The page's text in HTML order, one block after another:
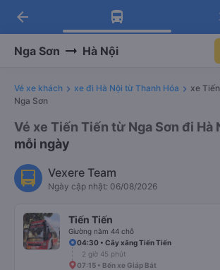
Tải app Vexere ngay!
Nhận ưu đãi thành viên độc
Tải app Vexere
-30k/ghế khi đặt vé máy bay
arrow_back
Nga Sơn Hà Nội
Vé xe khách xe đi Hà Nội từ Thanh Hóa
xe
Nga Sơn
Vé xe Tiến Tiến từ Nga Sơn đi Hà
mỗi ngày
Vexere Team
Ngày cập nhật: 06/08/2026
Tiến Tiến
Giường nằm 44 chỗ
04:30 • Cây xăng Tiến Tiến
2 giờ 45 phút
07:15 • Bến xe Giáp Bát